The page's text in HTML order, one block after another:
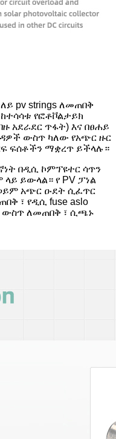
pv strings ለመጠበቅ
የፎቶቮልታይክ
አደራደር ጥፋት) እና በፀሐይ
ውስጥ ካለው የአጭር ዙር
ፍሰቶችን ማቋረጥ ይችላሉ።
በዲሲ ኮምፕዩተር ሳጥን
ይውላል። የ PV ፓነል
አጭር ዑደት ሲፈጥር
፣ የዲሲ fuse aslo
ውስጥ ለመጠበቅ ፣ ሲጫኑ